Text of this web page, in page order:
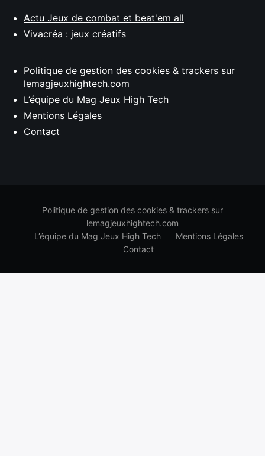
Actu Jeux de combat et beat'em all
Vivacréa : jeux créatifs
Politique de gestion des cookies & trackers sur
lemagjeuxhightech.com
L’équipe du Mag Jeux High Tech
Mentions Légales
Contact
Politique de gestion des cookies & trackers sur
lemagjeuxhightech.com
L’équipe du Mag Jeux High Tech
Mentions Légales
Contact